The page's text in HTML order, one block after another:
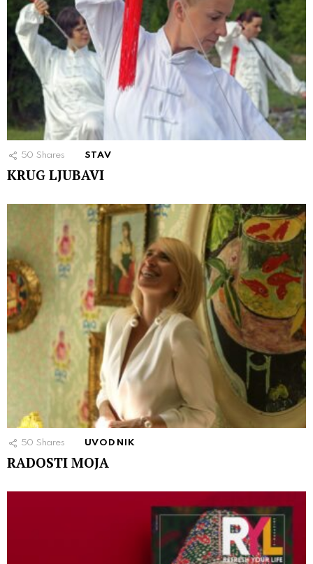
50 Shares STAV
KRUG LJUBAVI
50 Shares UVODNIK
RADOSTI MOJA